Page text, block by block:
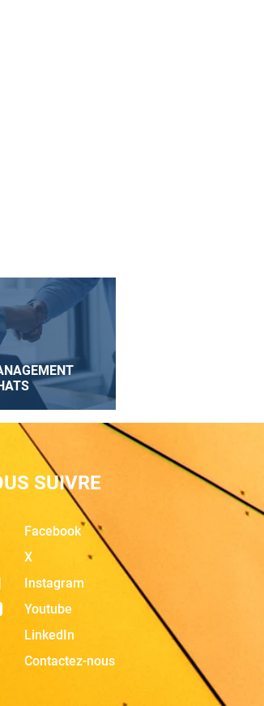
SUIVRE
Facebook
X
Instagram
Youtube
LinkedIn
Contactez-nous